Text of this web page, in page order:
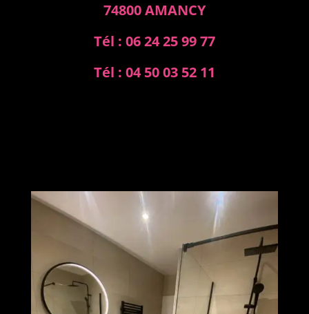
74800 AMANCY
Tél : 06 24 25 99 77
Tél : 04 50 03 52 11